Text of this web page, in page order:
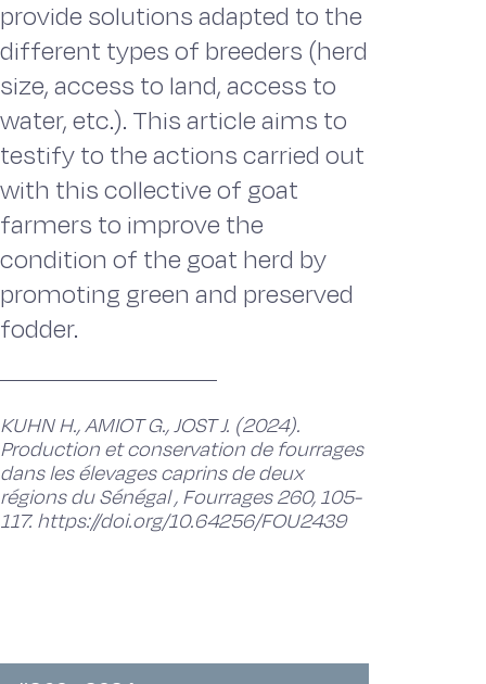
provide solutions adapted to the
different types of breeders (herd
size, access to land, access to
water, etc.). This article aims to
testify to the actions carried out
with this collective of goat
farmers to improve the
condition of the goat herd by
promoting green and preserved
fodder.
KUHN H., AMIOT G., JOST J. (2024).
Production et conservation de fourrages
dans les élevages caprins de deux
régions du Sénégal , Fourrages 260, 105-
117. https://doi.org/10.64256/FOU2439